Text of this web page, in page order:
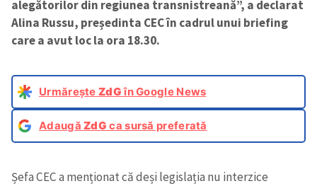
alegătorilor din regiunea transnistreană”, a declarat
Alina Russu, președinta CEC în cadrul unui briefing
care a avut loc la ora 18.30.
Urmărește ZdGîn Google News
AdaugăZdG ca sursă preferată
Șefa CEC a menționat că deși legislația nu interzice